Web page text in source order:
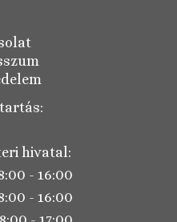
hivatal:
- 16:00
- 16:00